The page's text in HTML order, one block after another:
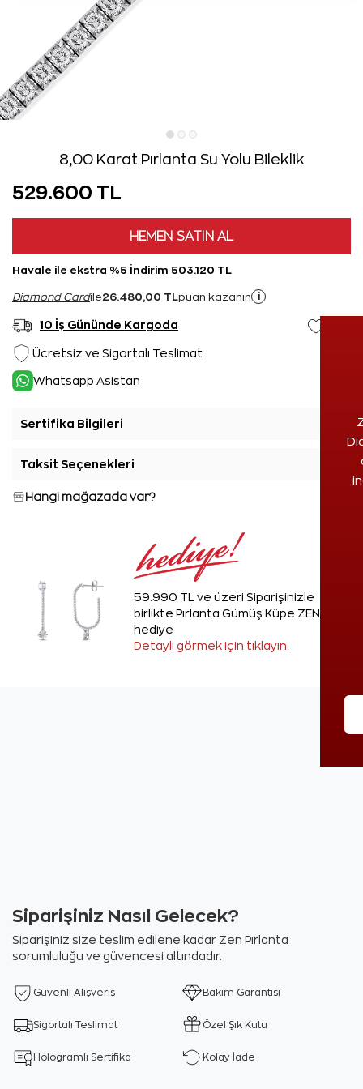
8,00 Karat Pırlanta Su Yolu Bileklik
529.600 TL
HEMEN SATIN AL
Havale ile ekstra %5 İndirim 503.120 TL
Diamond Cardile26.480,00 TL puan kazanın i
10 İş Gününde Kargoda
Ücretsiz ve Sigortalı Teslimat
Whatsapp Asistan
Sertifika Bilgileri
Taksit Seçenekleri
Hangi mağazada var?
59.990 TL ve üzeri Siparişinizle
birlikte Pırlanta Gümüş Küpe ZEN'den
hediye
Detaylı görmek için tıklayın.
Siparişiniz Nasıl Gelecek?
Siparişiniz size teslim edilene kadar Zen Pırlanta
sorumluluğu ve güvencesi altındadır.
Güvenli Alışveriş Bakım Garantisi
Sigortalı Teslimat Özel Şık Kutu
Hologramlı Sertifika Kolay İade